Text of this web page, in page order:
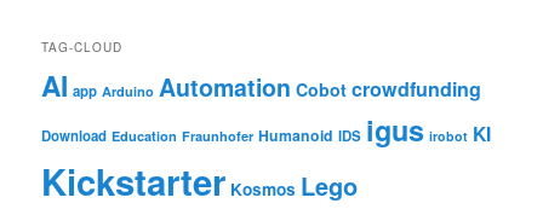
TAG-CLOUD
AI app Arduino Automation Cobot crowdfunding
Download Education Fraunhofer Humanoid IDS igus irobot KI
Kickstarter Kosmos Lego